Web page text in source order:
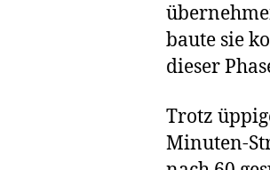
baute sie
dieser
Trotz
Minuten-